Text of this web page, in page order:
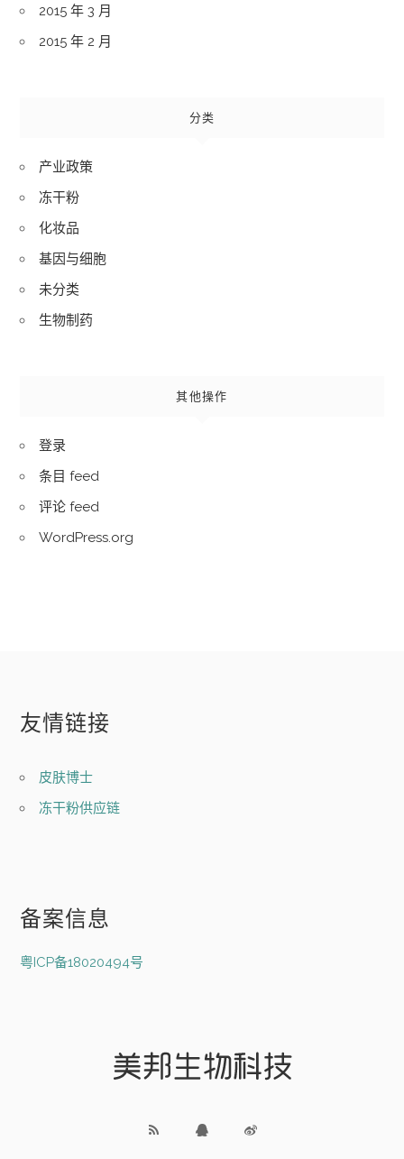
2015 年 3 月
2015 年 2 月
分类
产业政策
冻干粉
化妆品
基因与细胞
未分类
生物制药
其他操作
登录
条目 feed
评论 feed
WordPress.org
友情链接
皮肤博士
冻干粉供应链
备案信息
粤ICP备18020494号